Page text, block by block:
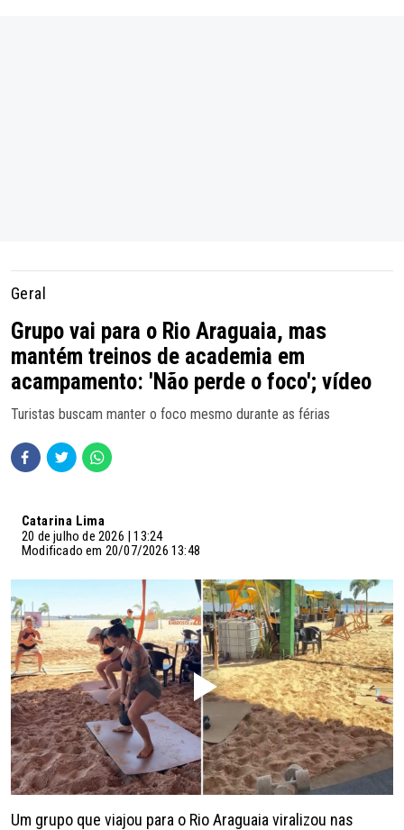
Geral
Grupo vai para o Rio Araguaia, mas
mantém treinos de academia em
acampamento: 'Não perde o foco'; vídeo
Turistas buscam manter o foco mesmo durante as férias
Catarina Lima
20 de julho de 2026 | 13:24
Modificado em 20/07/2026 13:48
Um grupo que viajou para o Rio Araguaia viralizou nas